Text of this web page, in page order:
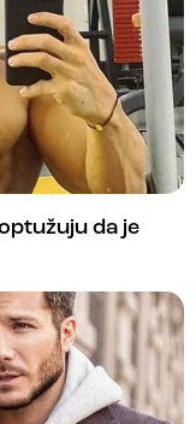
da je